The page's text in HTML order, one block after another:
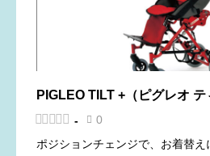
PIGLEO TILT +（ピグレオ テ
   -  0
ポジションチェンジで、お着替え